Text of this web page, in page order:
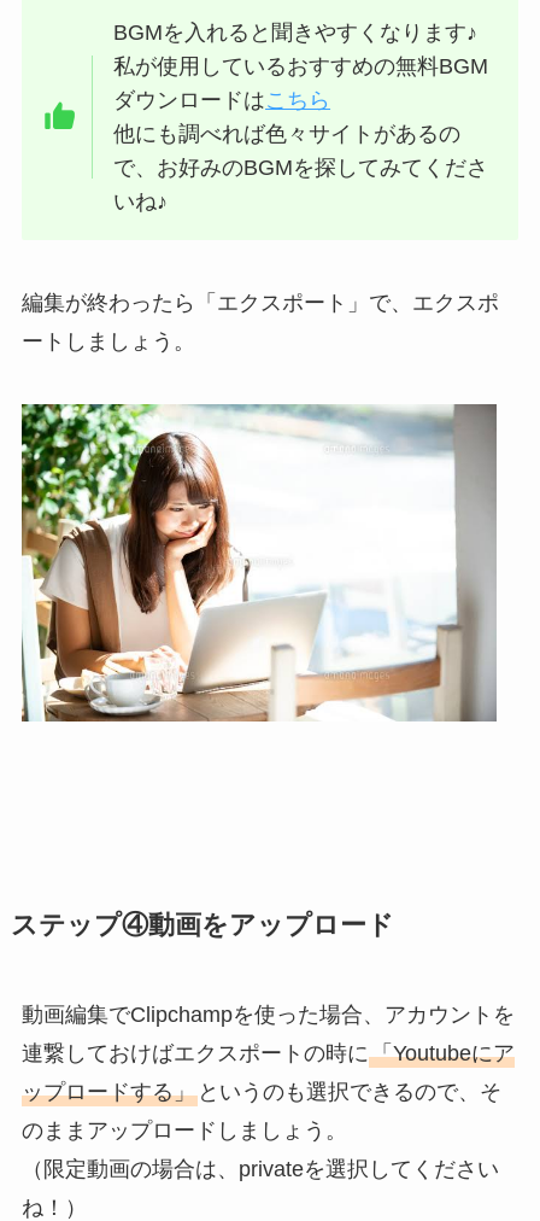
BGMを入れると聞きやすくなります♪
私が使用しているおすすめの無料BGM
ダウンロードはこちら
他にも調べれば色々サイトがあるの
で、お好みのBGMを探してみてくださ
いね♪
編集が終わったら「エクスポート」で、エクスポ
ートしましょう。
ステップ④動画をアップロード
動画編集でClipchampを使った場合、アカウントを
連繋しておけばエクスポートの時に「Youtubeにア
ップロードする」というのも選択できるので、そ
のままアップロードしましょう。
（限定動画の場合は、privateを選択してください
ね！）